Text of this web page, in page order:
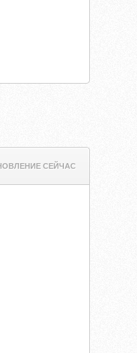
СЕЙЧАС